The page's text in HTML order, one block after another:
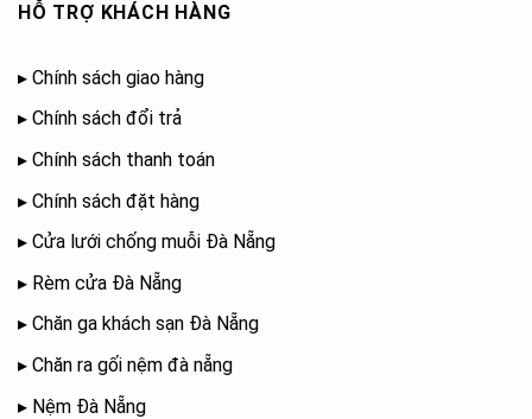
HỖ TRỢ KHÁCH HÀNG
▸ Chính sách giao hàng
▸ Chính sách đổi trả
▸ Chính sách thanh toán
▸ Chính sách đặt hàng
▸ Cửa lưới chống muỗi Đà Nẵng
▸ Rèm cửa Đà Nẵng
▸ Chăn ga khách sạn Đà Nẵng
▸ Chăn ra gối nệm đà nẵng
▸ Nệm Đà Nẵng